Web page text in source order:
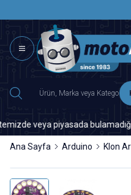
veya piyasada
Ana Sayfa Arduino Klon